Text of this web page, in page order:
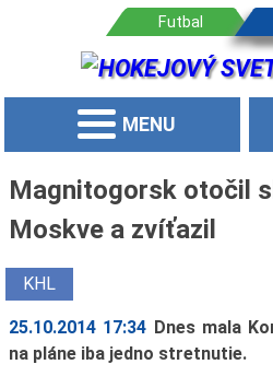
MENU
Magnitogorsk otočil
Moskve a zvíťazil
KHL
25.10.2014 17:34 Dnes mala
na pláne iba jedno stretnutie.